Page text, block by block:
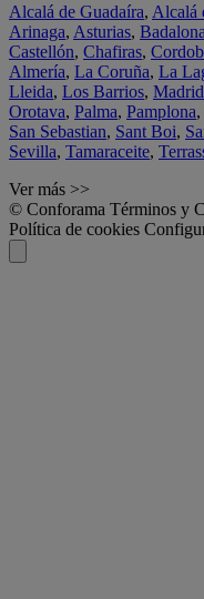
Alcalá de Guadaíra, Alcalá
Arinaga, Asturias, Badalona
Castellón, Chafiras,
Almería, La Coruña, La
Lleida, Los Barrios, Madrid
Orotava, Palma, Pamplona,
San Sebastian, Sant Boi,
Sevilla, Tamaraceite,
Ver más >>
© Conforama Términos y
Política de cookies